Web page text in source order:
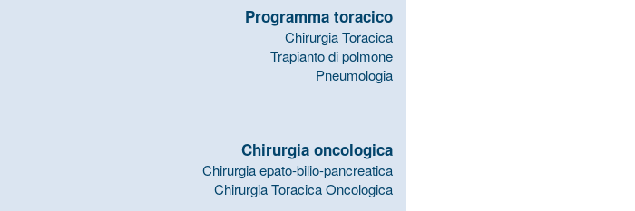
Programma toracico
Chirurgia Toracica
Trapianto di polmone
Pneumologia
Chirurgia oncologica
Chirurgia epato-bilio-pancreatica
Chirurgia Toracica Oncologica